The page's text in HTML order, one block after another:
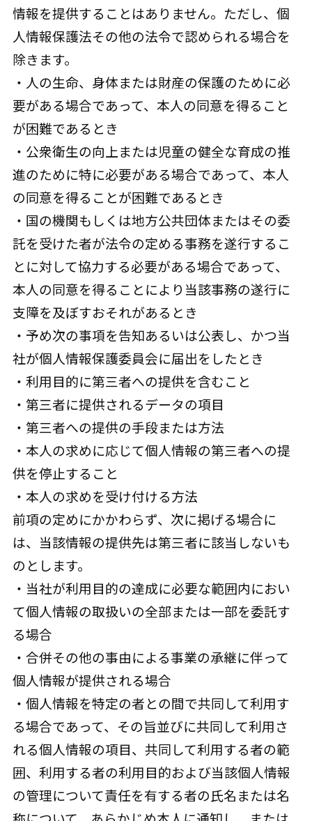
情報を提供することはありません。ただし、個
人情報保護法その他の法令で認められる場合を
除きます。
・人の生命、身体または財産の保護のために必
要がある場合であって、本人の同意を得ること
が困難であるとき
・公衆衛生の向上または児童の健全な育成の推
進のために特に必要がある場合であって、本人
の同意を得ることが困難であるとき
・国の機関もしくは地方公共団体またはその委
託を受けた者が法令の定める事務を遂行するこ
とに対して協力する必要がある場合であって、
本人の同意を得ることにより当該事務の遂行に
支障を及ぼすおそれがあるとき
・予め次の事項を告知あるいは公表し、かつ当
社が個人情報保護委員会に届出をしたとき
・利用目的に第三者への提供を含むこと
・第三者に提供されるデータの項目
・第三者への提供の手段または方法
・本人の求めに応じて個人情報の第三者への提
供を停止すること
・本人の求めを受け付ける方法
前項の定めにかかわらず、次に掲げる場合に
は、当該情報の提供先は第三者に該当しないも
のとします。
・当社が利用目的の達成に必要な範囲内におい
て個人情報の取扱いの全部または一部を委託す
る場合
・合併その他の事由による事業の承継に伴って
個人情報が提供される場合
・個人情報を特定の者との間で共同して利用す
る場合であって、その旨並びに共同して利用さ
れる個人情報の項目、共同して利用する者の範
囲、利用する者の利用目的および当該個人情報
の管理について責任を有する者の氏名または名